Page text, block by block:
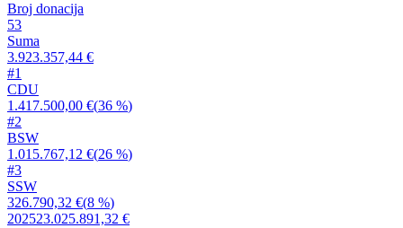
Broj donacija
53
Suma
3.923.357,44 €
#1
CDU
1.417.500,00 €(36 %)
#2
BSW
1.015.767,12 €(26 %)
#3
SSW
326.790,32 €(8 %)
202523.025.891,32 €